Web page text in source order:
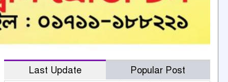
Last Update Popular Post